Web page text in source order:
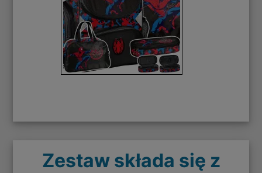
Zestaw składa się z